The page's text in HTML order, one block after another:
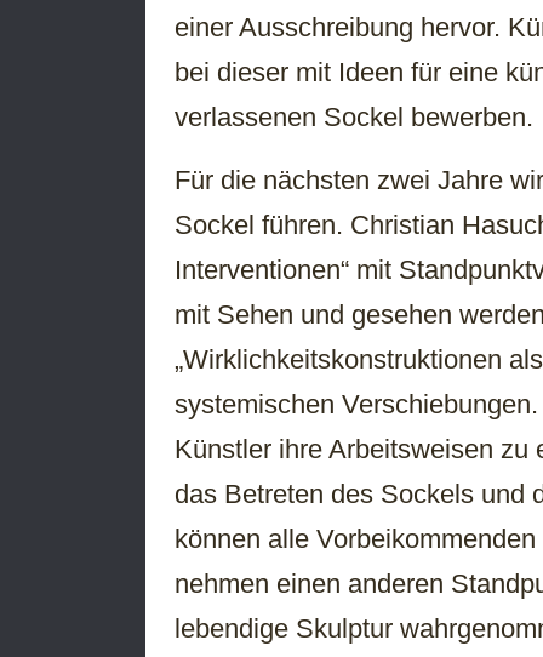
einer Ausschreibung hervor.
bei dieser mit Ideen für eine
verlassenen Sockel bewerben.
Für die nächsten zwei Jahre
Sockel führen. Christian
Interventionen“ mit
mit Sehen und gesehen
„Wirklichkeitskonstruktionen
systemischen
Künstler ihre Arbeitsweisen zu
das Betreten des Sockels und
können alle
nehmen einen anderen
lebendige Skulptur